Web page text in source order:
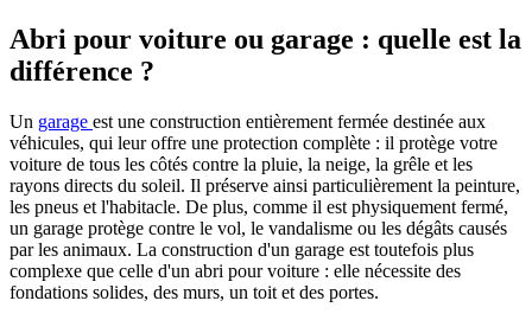
Abri pour voiture ou garage : quelle est la
différence ?
Un garage est une construction entièrement fermée destinée aux
véhicules, qui leur offre une protection complète : il protège votre
voiture de tous les côtés contre la pluie, la neige, la grêle et les
rayons directs du soleil. Il préserve ainsi particulièrement la peinture,
les pneus et l'habitacle. De plus, comme il est physiquement fermé,
un garage protège contre le vol, le vandalisme ou les dégâts causés
par les animaux. La construction d'un garage est toutefois plus
complexe que celle d'un abri pour voiture : elle nécessite des
fondations solides, des murs, un toit et des portes.